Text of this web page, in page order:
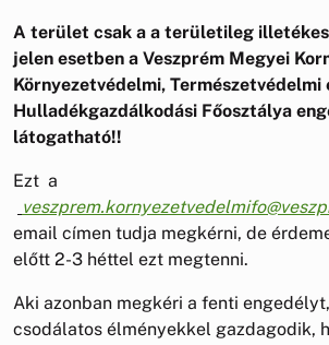
A terület csak a a területileg
jelen esetben a Veszprém Megyei
Környezetvédelmi, Természetvédelmi
Hulladékgazdálkodási Főosztálya
látogatható!!
Ezt a
email címen tudja megkérni, de
előtt 2-3 héttel ezt megtenni.
Aki azonban megkéri a fenti
csodálatos élményekkel gazdagodik,